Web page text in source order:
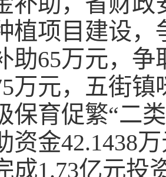
植项目建设，
助65万元，
万元，五街
保育促繁“二
资金42.1438
成1.73亿元投